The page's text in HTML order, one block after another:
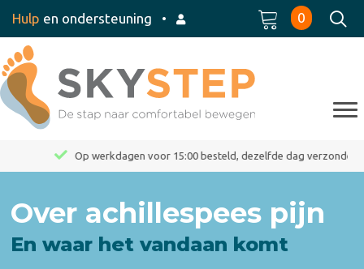
Hulp en ondersteuning • 0
Op werkdagen voor 15:00 besteld, dezelfde dag verzonden
Over achillespees pijn
En waar het vandaan komt